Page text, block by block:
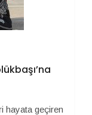
hayata geçiren